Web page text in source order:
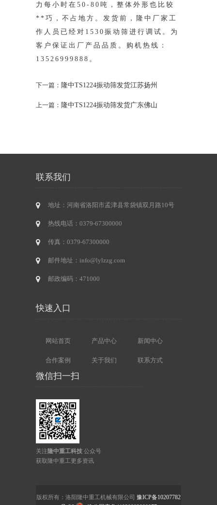
力每小时在50-80吨，整体外形也比较
**巧，不占地方。发货前，隆中厂 家工
作人员已经对1530振动筛进行调试。为
客户保证出厂产品品质。购机热线：
13526999888。
下一篇： 隆中TS1224振动筛发货江苏扬州
上一篇： 隆中TS1224振动筛发货广东佛山
联系我们
地址：河南省洛阳市孟津县常袋镇双月路10号
热线电话：0379-67300000
传真：0379-67300000
邮件地址：info@lylzzg.com
邮政编码：471000
快速入口
网站首页 产品中心 新闻中心
合作案例 关于我们 联系方式
微信扫一扫
关注 隆中重工科技 公众号
获取隆中重工更多资讯
版权所有：洛阳隆中重工机械有限公司 豫ICP备10207782